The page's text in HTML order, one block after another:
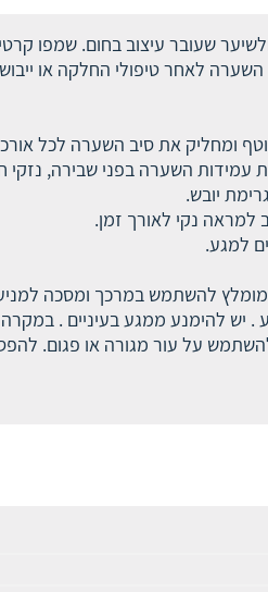
שעובר עיצוב בחום. שמפו קרטין
לאחר טיפולי החלקה או
ומחליק את סיב השערה לכל
יובש.
למראה נקי לאורך זמן.
למגע.
להשתמש במרכך ומסכה
להימנע ממגע בעיניים .
על עור מגורה או פגום.